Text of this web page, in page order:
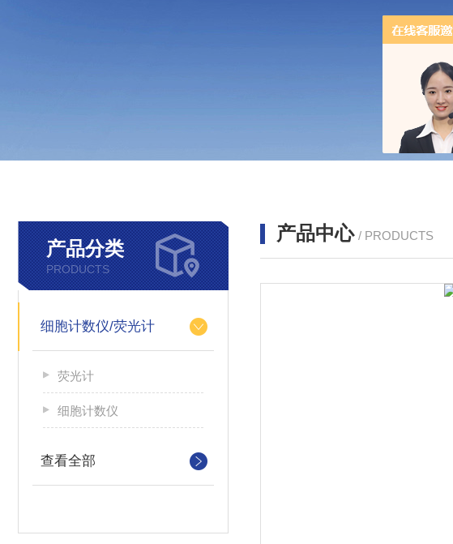
产品分类
PRODUCTS
细胞计数仪/荧光计
荧光计
细胞计数仪
查看全部
产品中心 / PRODUCTS